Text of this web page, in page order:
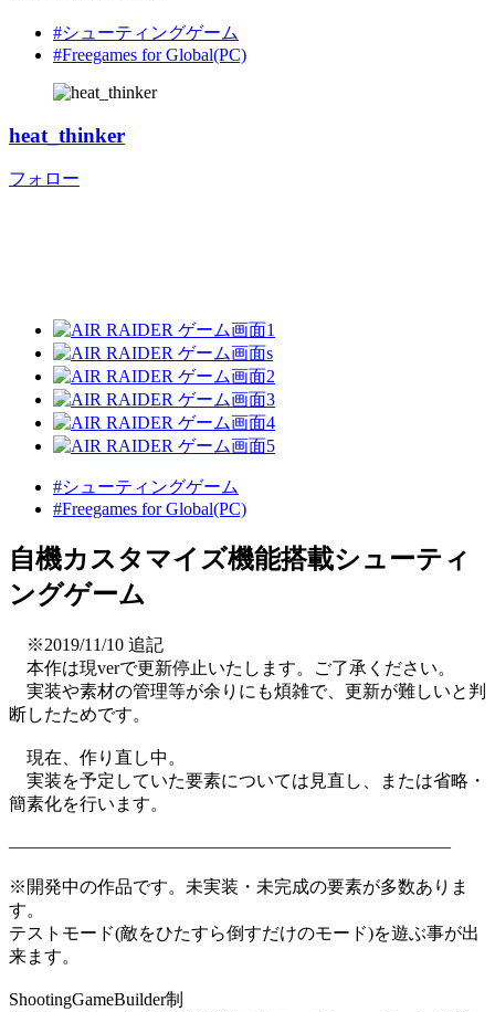
#シューティングゲーム
#Freegames for Global(PC)
heat_thinker
フォロー
#シューティングゲーム
#Freegames for Global(PC)
自機カスタマイズ機能搭載シューティ
ングゲーム
※2019/11/10 追記
本作は現verで更新停止いたします。ご了承ください。
実装や素材の管理等が余りにも煩雑で、更新が難しいと判
断したためです。
現在、作り直し中。
実装を予定していた要素については見直し、または省略・
簡素化を行います。
―――――――――――――――――――――――――
※開発中の作品です。未実装・未完成の要素が多数ありま
す。
テストモード(敵をひたすら倒すだけのモード)を遊ぶ事が出
来ます。
ShootingGameBuilder制